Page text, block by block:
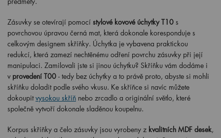
Zásuvky se otevírají pomocí stylové kovové úchytky T10 s
povrchovou úpravou černá mat, která dokonale koresponduje s
celkovým designem skříňky. Úchytka je vybavena praktickou
redukcí, která zamezí nechtěnému odření povrchu zásuvky při její
manipulaci. Zamilovali jste si jinou úchytku? Skříňku vám dodáme i
v provedení T00 - tedy bez úchytky a to právě proto, abyste si mohli
skříňku doladit podle svého vkusu. Ke skříňce si navíc můžete
dokoupit vysokou skříň nebo zrcadlo a originální světlo, které
společně vytvoří dokonale sladěnou koupelnu.
Korpus skříňky a čelo zásuvky jsou vyrobeny z kvalitních MDF desek,